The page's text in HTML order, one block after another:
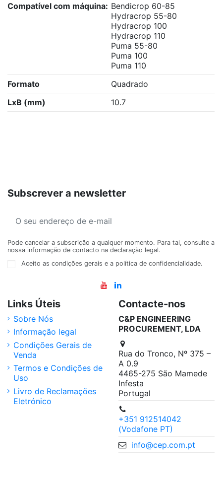
Compatível com máquina: Bendicrop 60-85
Hydracrop 55-80
Hydracrop 100
Hydracrop 110
Puma 55-80
Puma 100
Puma 110
Formato
Quadrado
LxB (mm)
10.7
Subscrever a newsletter
Pode cancelar a subscrição a qualquer momento. Para tal, consulte a
nossa informação de contacto na declaração legal.
Aceito as condições gerais e a política de confidencialidade.
Links Úteis
Sobre Nós
Informação legal
Condições Gerais de
Venda
Termos e Condições de
Uso
Livro de Reclamações
Eletrónico
Contacte-nos
C&P ENGINEERING
PROCUREMENT, LDA
Rua do Tronco, Nº 375 –
A 0.9
4465-275 São Mamede
Infesta
Portugal
+351 912514042
(Vodafone PT)
info@cep.com.pt